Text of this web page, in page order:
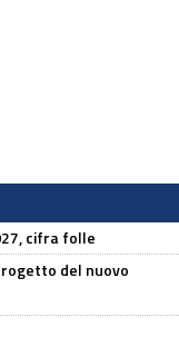
cifra folle
del nuovo